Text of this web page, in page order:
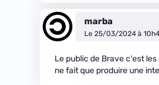
marba
Le 25/03/2024 à
Le public de Brave c'est
ne fait que produire une